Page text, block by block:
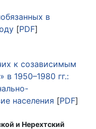
в
[PDF]
к созависимым
в 1950–1980 гг.:
населения [PDF]
и Нерехтский